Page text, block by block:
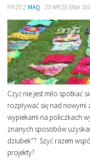
PRZEZ MAQ · 23 WRZEŚNIA
Czyż nie jest miło spotkać
rozpływać się nad
wypiekami na policzkach
znanych sposobów
dziubek”? Szyć razem
projekty?